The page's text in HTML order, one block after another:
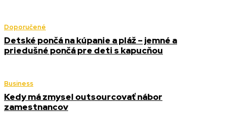
Doporučené
Detské pončá na kúpanie a pláž – jemné a
priedušné pončá pre deti s kapucňou
Business
Kedy má zmysel outsourcovať nábor
zamestnancov